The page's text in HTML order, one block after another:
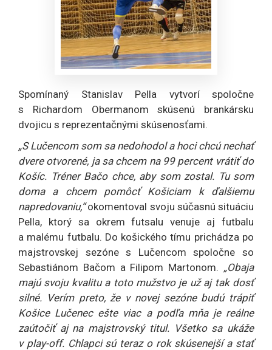
Spomínaný Stanislav Pella vytvorí spoločne
s Richardom Obermanom skúsenú brankársku
dvojicu s reprezentačnými skúsenosťami.
„S Lučencom som sa nedohodol a hoci chcú nechať
dvere otvorené, ja sa chcem na 99 percent vrátiť do
Košíc. Tréner Bačo chce, aby som zostal. Tu som
doma a chcem pomôcť Košiciam k ďalšiemu
napredovaniu,“okomentoval svoju súčasnú situáciu
Pella, ktorý sa okrem futsalu venuje aj futbalu
a malému futbalu. Do košického tímu prichádza po
majstrovskej sezóne s Lučencom spoločne so
Sebastiánom Bačom a Filipom Martonom. „Obaja
majú svoju kvalitu a toto mužstvo je už aj tak dosť
silné. Verím preto, že v novej sezóne budú trápiť
Košice Lučenec ešte viac a podľa mňa je reálne
zaútočiť aj na majstrovský titul. Všetko sa ukáže
v play-off. Chlapci sú teraz o rok skúsenejší a stať